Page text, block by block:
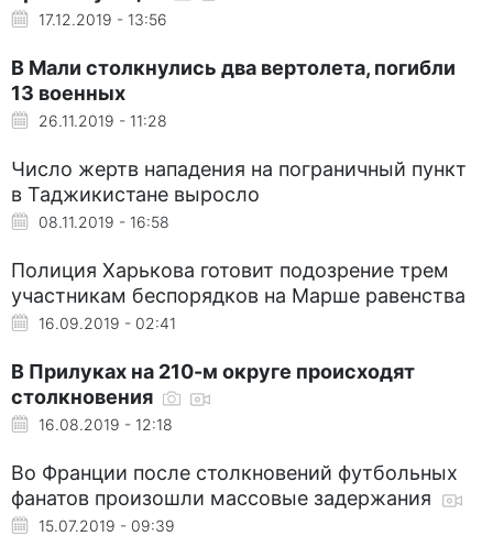
17.12.2019 - 13:56
В Мали столкнулись два вертолета, погибли
13 военных
26.11.2019 - 11:28
Число жертв нападения на пограничный пункт
в Таджикистане выросло
08.11.2019 - 16:58
Полиция Харькова готовит подозрение трем
участникам беспорядков на Марше равенства
16.09.2019 - 02:41
В Прилуках на 210-м округе происходят
столкновения
16.08.2019 - 12:18
Во Франции после столкновений футбольных
фанатов произошли массовые задержания
15.07.2019 - 09:39